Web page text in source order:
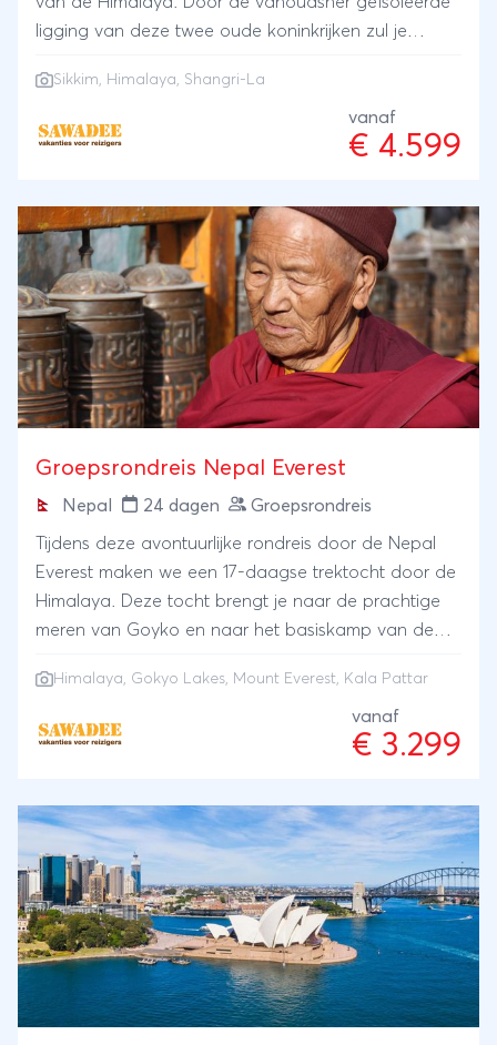
ligging van deze twee oude koninkrijken zul je
cultuur bewaard is gebleven. Sikkim is sinds 1975
onderdeel van India en geen koninkrijk meer, maar
de tradities blijven fier overeind. In Bhutan geven
beschilderde huizen en de uitzonderlijk vriendelijke
bevolking je het gevoel in het mythische Shangri-la
te vertoeven. Laat je betoveren in Sikkim en
Bhutan, het land van de donderende draak!
Sikkim, Himalaya, Shangri-La
vanaf
€ 4.599
Groepsrondreis Nepal Everest
Nepal 24 dagen Groepsrondreis
Tijdens deze avontuurlijke rondreis door de Nepal
Everest maken we een 17-daagse trektocht door de
Himalaya. Deze tocht brengt je naar de prachtige
meren van Goyko en naar het basiskamp van de
langs machtige Himalaya reuzen die hoog boven je
uittorenen. Het uitzicht vanaf de top van de Kala
Pattar op 5550 meter over de Everest en vele
Himalaya, Gokyo Lakes, Mount Everest, Kala Pattar
vanaf
€ 3.299